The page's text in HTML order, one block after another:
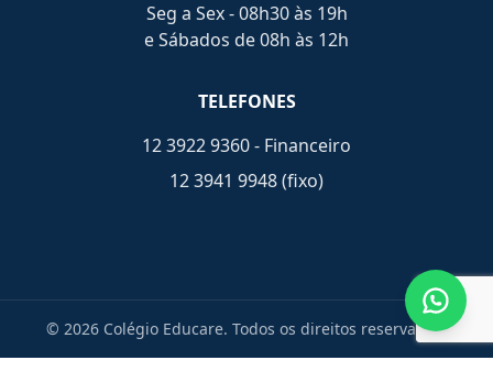
Seg a Sex - 08h30 às 19h
e Sábados de 08h às 12h
TELEFONES
12 3922 9360 - Financeiro
12 3941 9948 (fixo)
© 2026 Colégio Educare. Todos os direitos reservados.